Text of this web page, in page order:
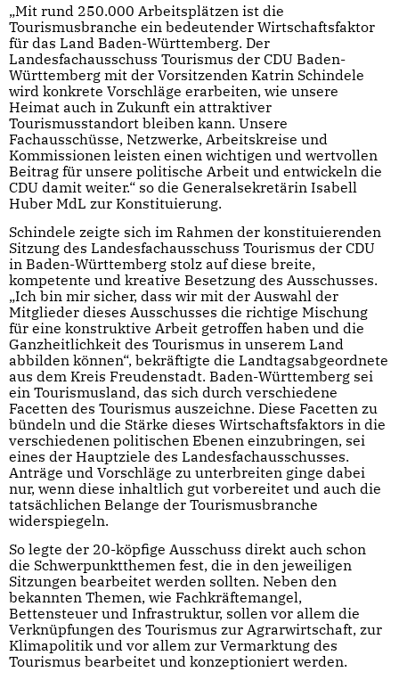
„Mit rund 250.000 Arbeitsplätzen ist die
Tourismusbranche ein bedeutender Wirtschaftsfaktor
für das Land Baden-Württemberg. Der
Landesfachausschuss Tourismus der CDU Baden-
Württemberg mit der Vorsitzenden Katrin Schindele
wird konkrete Vorschläge erarbeiten, wie unsere
Heimat auch in Zukunft ein attraktiver
Tourismusstandort bleiben kann. Unsere
Fachausschüsse, Netzwerke, Arbeitskreise und
Kommissionen leisten einen wichtigen und wertvollen
Beitrag für unsere politische Arbeit und entwickeln die
CDU damit weiter.“ so die Generalsekretärin Isabell
Huber MdL zur Konstituierung.
Schindele zeigte sich im Rahmen der konstituierenden
Sitzung des Landesfachausschuss Tourismus der CDU
in Baden-Württemberg stolz auf diese breite,
kompetente und kreative Besetzung des Ausschusses.
„Ich bin mir sicher, dass wir mit der Auswahl der
Mitglieder dieses Ausschusses die richtige Mischung
für eine konstruktive Arbeit getroffen haben und die
Ganzheitlichkeit des Tourismus in unserem Land
abbilden können“, bekräftigte die Landtagsabgeordnete
aus dem Kreis Freudenstadt. Baden-Württemberg sei
ein Tourismusland, das sich durch verschiedene
Facetten des Tourismus auszeichne. Diese Facetten zu
bündeln und die Stärke dieses Wirtschaftsfaktors in die
verschiedenen politischen Ebenen einzubringen, sei
eines der Hauptziele des Landesfachausschusses.
Anträge und Vorschläge zu unterbreiten ginge dabei
nur, wenn diese inhaltlich gut vorbereitet und auch die
tatsächlichen Belange der Tourismusbranche
widerspiegeln.
So legte der 20-köpfige Ausschuss direkt auch schon
die Schwerpunktthemen fest, die in den jeweiligen
Sitzungen bearbeitet werden sollten. Neben den
bekannten Themen, wie Fachkräftemangel,
Bettensteuer und Infrastruktur, sollen vor allem die
Verknüpfungen des Tourismus zur Agrarwirtschaft, zur
Klimapolitik und vor allem zur Vermarktung des
Tourismus bearbeitet und konzeptioniert werden.